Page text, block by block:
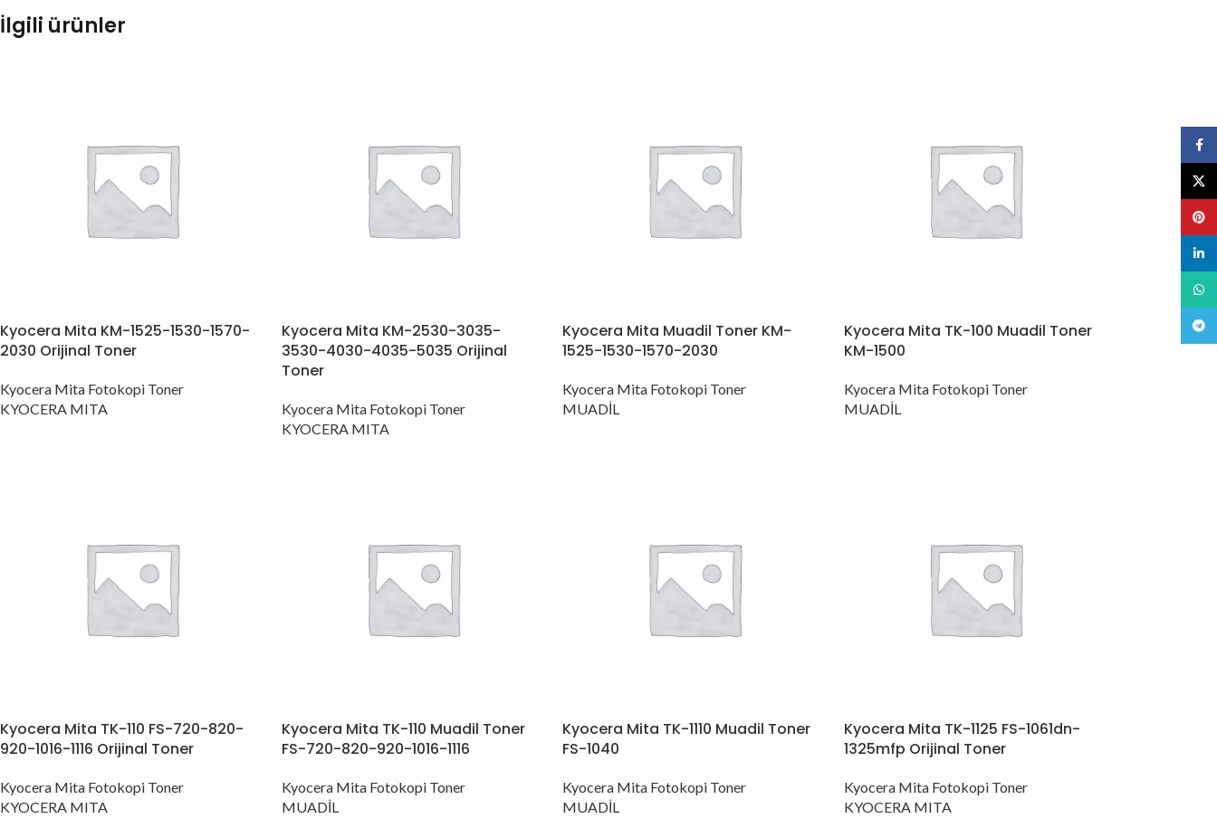
İlgili ürünler
Kyocera Mita KM-1525-1530-1570-
2030 Orijinal Toner
Kyocera Mita Fotokopi Toner
KYOCERA MITA
Kyocera Mita KM-2530-3035-
3530-4030-4035-5035 Orijinal
Toner
Kyocera Mita Fotokopi Toner
KYOCERA MITA
Kyocera Mita Muadil Toner KM-
1525-1530-1570-2030
Kyocera Mita Fotokopi Toner
MUADİL
Kyocera Mita TK-100 Muadil Toner
KM-1500
Kyocera Mita Fotokopi Toner
MUADİL
Kyocera Mita TK-110 FS-720-820-
920-1016-1116 Orijinal Toner
Kyocera Mita Fotokopi Toner
KYOCERA MITA
Kyocera Mita TK-110 Muadil Toner
FS-720-820-920-1016-1116
Kyocera Mita Fotokopi Toner
MUADİL
Kyocera Mita TK-1110 Muadil Toner
FS-1040
Kyocera Mita Fotokopi Toner
MUADİL
Kyocera Mita TK-1125 FS-1061dn-
1325mfp Orijinal Toner
Kyocera Mita Fotokopi Toner
KYOCERA MITA